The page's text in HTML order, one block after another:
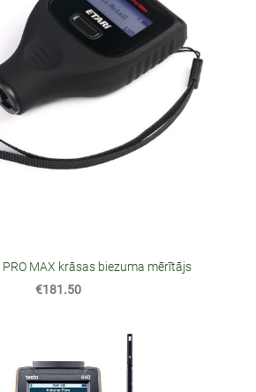
MAX krāsas biezuma mērītājs
€181.50